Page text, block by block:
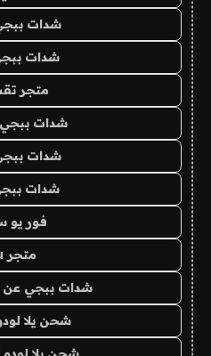
شدات
شدات
متجر
شدات
شدات
شدات
فور يو
متجر 4u
شدات ببجي عن
شحن يلا